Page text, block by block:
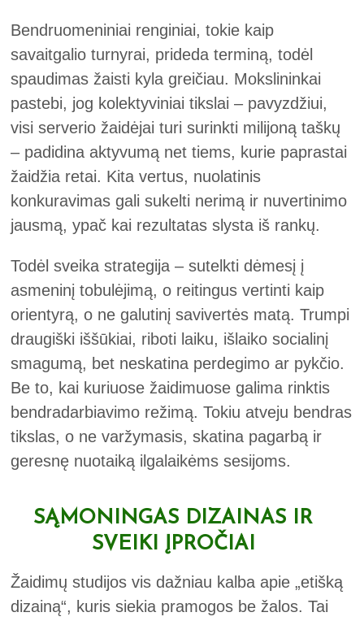
Bendruomeniniai renginiai, tokie kaip
savaitgalio turnyrai, prideda terminą, todėl
spaudimas žaisti kyla greičiau. Mokslininkai
pastebi, jog kolektyviniai tikslai – pavyzdžiui,
visi serverio žaidėjai turi surinkti milijoną taškų
– padidina aktyvumą net tiems, kurie paprastai
žaidžia retai. Kita vertus, nuolatinis
konkuravimas gali sukelti nerimą ir nuvertinimo
jausmą, ypač kai rezultatas slysta iš rankų.
Todėl sveika strategija – sutelkti dėmesį į
asmeninį tobulėjimą, o reitingus vertinti kaip
orientyrą, o ne galutinį savivertės matą. Trumpi
draugiški iššūkiai, riboti laiku, išlaiko socialinį
smagumą, bet neskatina perdegimo ar pykčio.
Be to, kai kuriuose žaidimuose galima rinktis
bendradarbiavimo režimą. Tokiu atveju bendras
tikslas, o ne varžymasis, skatina pagarbą ir
geresnę nuotaiką ilgalaikėms sesijoms.
SĄMONINGAS DIZAINAS IR
SVEIKI ĮPROČIAI
Žaidimų studijos vis dažniau kalba apie „etišką
dizainą“, kuris siekia pramogos be žalos. Tai